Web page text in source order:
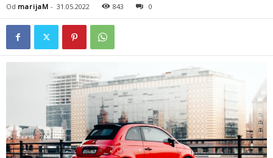
Od marijaM - 31.05.2022 843 0